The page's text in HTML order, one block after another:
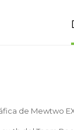
de Mewtwo